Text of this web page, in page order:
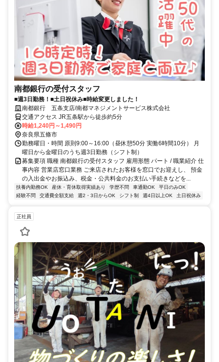
南都銀行の受付スタッフ
■週3日勤務！■土日祝休み■時給変更しました！
南都銀行 五条支店/南都マネジメントサービス株式会社
交通アクセス JR五条駅から徒歩約5分
時給1,240円～1,490円
奈良県五條市
勤務曜日・時間 原則9:00～16:00（昼休憩50分 実働6時間10分） 月
曜日から金曜日のうち週3日勤務（シフト制）
募集要項 職種 南都銀行の受付スタッフ 雇用形態 パート / 職業紹介 仕
事内容 営業店窓口業務 ご来店されたお客様を窓口でお迎えし、 預金
の入出金やお振込み、税金・公共料金のお支払い手続きなどを...
扶養内勤務OK 産休・育休取得実績あり 学歴不問 車通勤OK
平日のみOK
経験不問
交通費全額支給 週2・3日からOK シフト制 週4日以上OK 土日祝休み
正社員